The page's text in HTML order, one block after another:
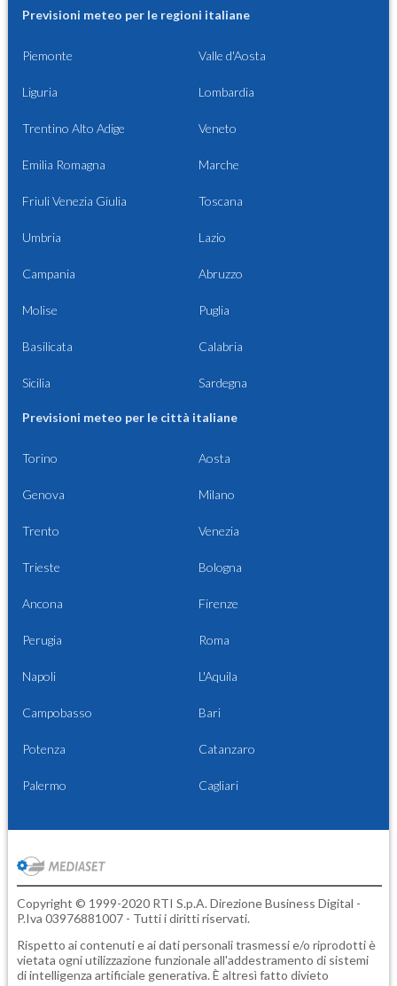
Previsioni meteo per le regioni italiane
Piemonte Valle d'Aosta
Liguria Lombardia
Trentino Alto Adige Veneto
Emilia Romagna Marche
Friuli Venezia Giulia Toscana
Umbria Lazio
Campania Abruzzo
Molise Puglia
Basilicata Calabria
Sicilia Sardegna
Previsioni meteo per le città italiane
Torino Aosta
Genova Milano
Trento Venezia
Trieste Bologna
Ancona Firenze
Perugia Roma
Napoli L'Aquila
Campobasso Bari
Potenza Catanzaro
Palermo Cagliari
Copyright © 1999-2020 RTI S.p.A. Direzione Business Digital -
P.Iva 03976881007 - Tutti i diritti riservati.
Rispetto ai contenuti e ai dati personali trasmessi e/o riprodotti è
vietata ogni utilizzazione funzionale all'addestramento di sistemi
di intelligenza artificiale generativa. È altresì fatto divieto